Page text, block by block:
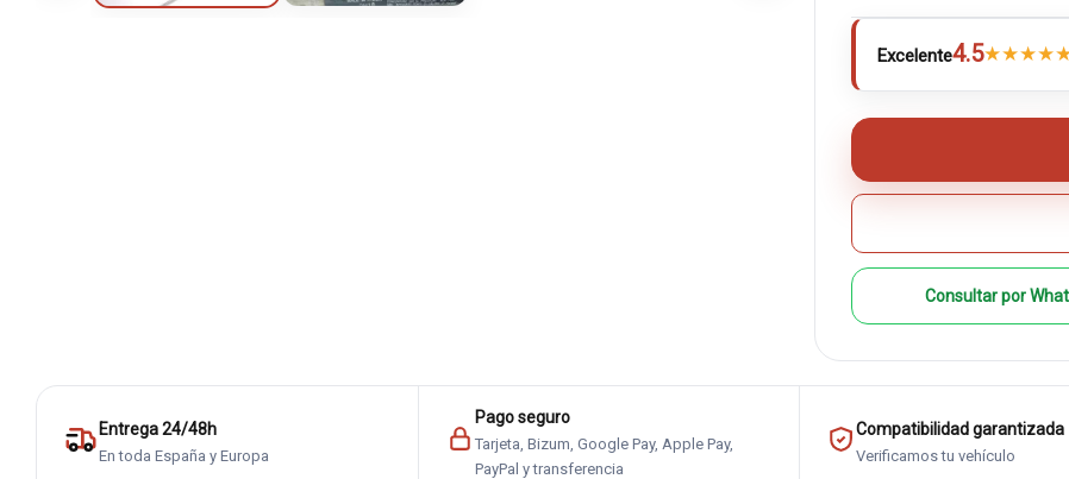
Excelente4.5★★★★
Consultar por
Entrega 24/48h
En toda España y Europa
Pago seguro
Tarjeta, Bizum, Google Pay, Apple Pay,
PayPal y transferencia
Compatibilidad garantizada
Verificamos tu vehículo